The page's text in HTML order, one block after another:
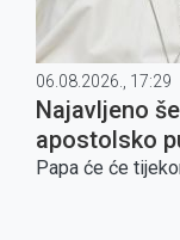
06.08.2026., 17:29
Najavljeno
apostolsko
Papa će će